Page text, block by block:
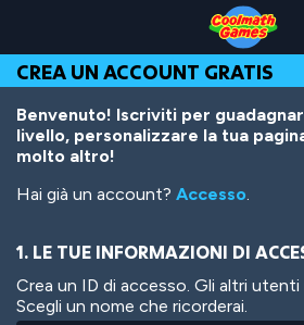
Top
of
Page
Navigation
Main
Content
Footer
contenuto
principale
CREA UN ACCOUNT GRATIS
Benvenuto! Iscriviti per
livello, personalizzare la tua
molto altro!
Hai già un account? Accesso.
1. LE TUE INFORMAZIONI DI
Crea un ID di accesso. Gli altri
Scegli un nome che ricorderai.